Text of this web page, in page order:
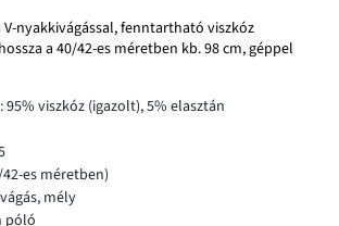
V-nyakkivágással, fenntartható viszkóz
a 40/42-es méretben kb. 98 cm, géppel
95% viszkóz (igazolt), 5% elasztán
es méretben)
mély
póló